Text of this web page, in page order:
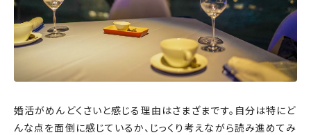
婚活がめんどくさいと感じる理由はさまざまです。自分は特にど
んな点を面倒に感じているか、じっくり考えながら読み進めてみ